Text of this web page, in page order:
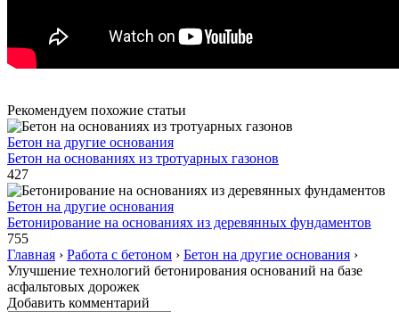
Рекомендуем похожие статьи
Бетон на другие основания
Бетон на основаниях из тротуарных газонов
427
Бетон на другие основания
Бетонирование на основаниях из деревянных фундаментов
755
Главная › Работа с бетоном › Бетон на другие основания ›
Улучшение технологий бетонирования оснований на базе
асфальтовых дорожек
Добавить комментарий